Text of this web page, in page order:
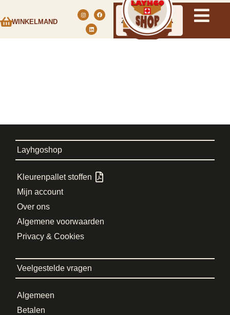
WINKELMAND
Layhgoshop
Kleurenpallet stoffen
Mijn account
Over ons
Algemene voorwaarden
Privacy & Cookies
Veelgestelde vragen
Algemeen
Betalen